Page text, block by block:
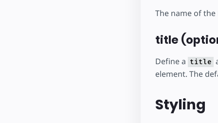
The name of
title
Define a title
element. The
Styling